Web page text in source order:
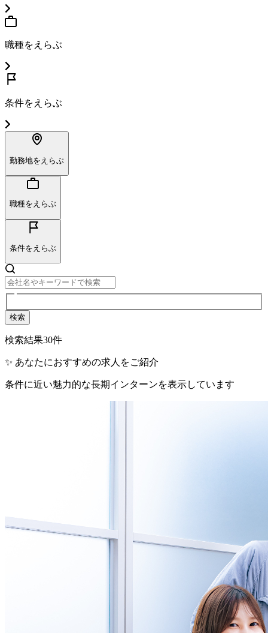
職種をえらぶ
条件をえらぶ
勤務地をえらぶ
職種をえらぶ
条件をえらぶ
検索
検索結果30件
✨ あなたにおすすめの求人をご紹介
条件に近い魅力的な長期インターンを表示しています